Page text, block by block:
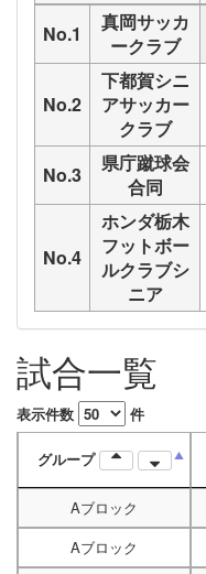
No.1
真岡サッカ
ークラブ
No.2
下都賀シニ
アサッカー
クラブ
No.3
県庁蹴球会
合同
No.4
ホンダ栃木
フットボー
ルクラブシ
ニア
試合一覧
表示件数 件
グループ
Aブロック
Aブロック